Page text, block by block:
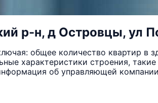
р-н, д Островцы, ул
общее количество квартир в
характеристики строения,
об управляющей